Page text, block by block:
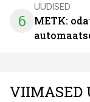
6
UUDISED
METK:
VIIMASED